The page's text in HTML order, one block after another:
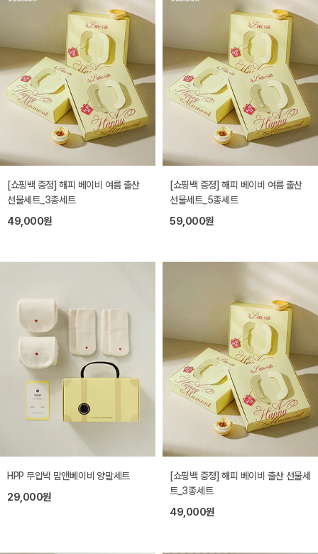
[쇼핑백 증정] 해피 베이비 여름 출산
선물세트_3종세트
49,000원
[쇼핑백 증정] 해피 베이비 여름 출산
선물세트_5종세트
59,000원
HPP 무압박 맘앤베이비 양말세트
29,000원
[쇼핑백 증정] 해피 베이비 출산 선물세
트_3종세트
49,000원